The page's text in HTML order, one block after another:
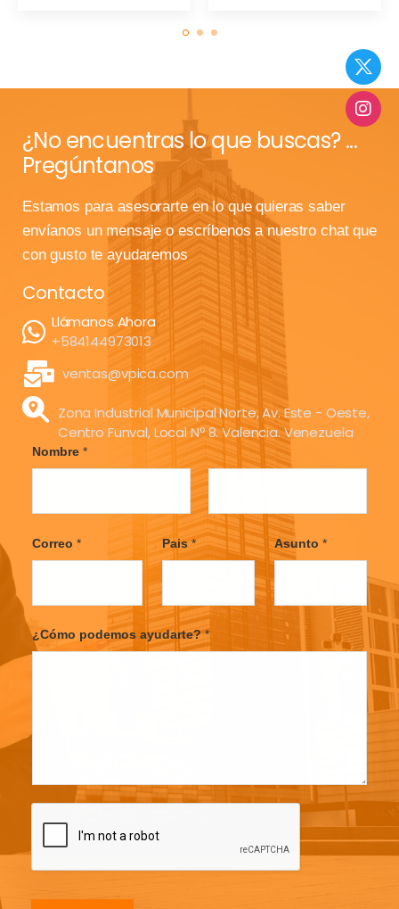
¿No encuentras lo que buscas? ...
Pregúntanos
Estamos para asesorarte en lo que quieras saber
envíanos un mensaje o escríbenos a nuestro chat que
con gusto te ayudaremos
Contacto
Llámanos Ahora
+584144973013
ventas@vpica.com
Zona Industrial Municipal Norte, Av. Este - Oeste,
Centro Funval, Local Nº 8. Valencia. Venezuela
Nombre *
r
s
L
a
s
t
Correo * Pais* Asunto *
¿Cómo podemos ayudarte?*